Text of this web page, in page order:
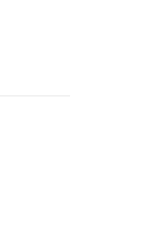
Ob Live-
zu
das
dem